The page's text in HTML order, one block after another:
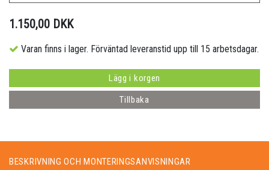
1.150,00 DKK
Varan finns i lager. Förväntad leveranstid upp till 15 arbetsdagar.
Lägg i korgen
Tillbaka
BESKRIVNING OCH MONTERINGSANVISNINGAR